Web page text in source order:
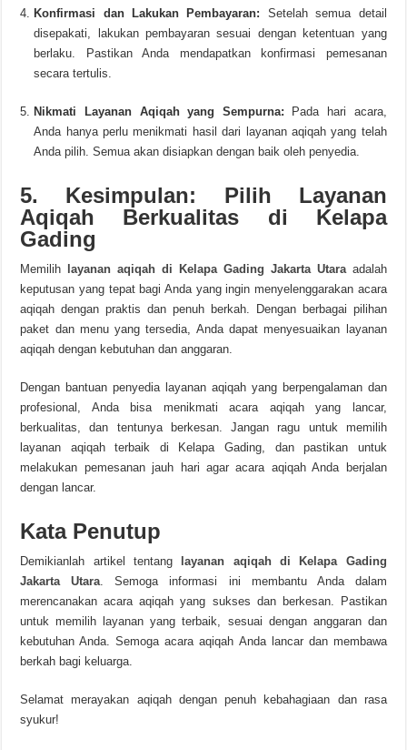
Konfirmasi dan Lakukan Pembayaran: Setelah semua detail
disepakati, lakukan pembayaran sesuai dengan ketentuan yang
berlaku. Pastikan Anda mendapatkan konfirmasi pemesanan
secara tertulis.
Nikmati Layanan Aqiqah yang Sempurna: Pada hari acara,
Anda hanya perlu menikmati hasil dari layanan aqiqah yang telah
Anda pilih. Semua akan disiapkan dengan baik oleh penyedia.
5. Kesimpulan: Pilih Layanan
Aqiqah Berkualitas di Kelapa
Gading
Memilih layanan aqiqah di Kelapa Gading Jakarta Utara adalah
keputusan yang tepat bagi Anda yang ingin menyelenggarakan acara
aqiqah dengan praktis dan penuh berkah. Dengan berbagai pilihan
paket dan menu yang tersedia, Anda dapat menyesuaikan layanan
aqiqah dengan kebutuhan dan anggaran.
Dengan bantuan penyedia layanan aqiqah yang berpengalaman dan
profesional, Anda bisa menikmati acara aqiqah yang lancar,
berkualitas, dan tentunya berkesan. Jangan ragu untuk memilih
layanan aqiqah terbaik di Kelapa Gading, dan pastikan untuk
melakukan pemesanan jauh hari agar acara aqiqah Anda berjalan
dengan lancar.
Kata Penutup
Demikianlah artikel tentang
layanan aqiqah di Kelapa Gading
Jakarta Utara. Semoga informasi ini membantu Anda dalam
merencanakan acara aqiqah yang sukses dan berkesan. Pastikan
untuk memilih layanan yang terbaik, sesuai dengan anggaran dan
kebutuhan Anda. Semoga acara aqiqah Anda lancar dan membawa
berkah bagi keluarga.
Selamat merayakan aqiqah dengan penuh kebahagiaan dan rasa
syukur!